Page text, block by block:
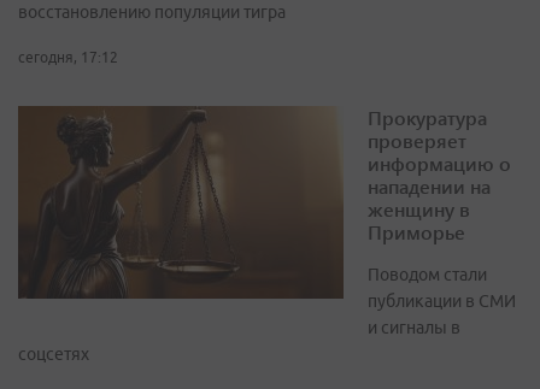
восстановлению популяции тигра
сегодня, 17:12
Прокуратура
проверяет
информацию о
нападении на
женщину в
Приморье
Поводом стали
публикации в СМИ
и сигналы в
соцсетях